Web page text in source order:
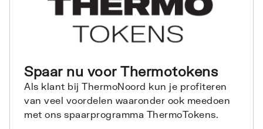
Spaar nu voor Thermotokens
Als klant bij ThermoNoord kun je profiteren
van veel voordelen waaronder ook meedoen
met ons spaarprogramma ThermoTokens.